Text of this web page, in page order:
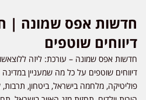
דיווחים שוטפים
חדשות אפס שמונה – עורכת: ליזה
דיווחים שוטפים על כל מה שמעניין
פוליטיקה, מלחמה בישראל, ביטחון,